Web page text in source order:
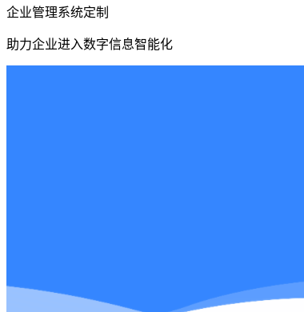
企业管理系统定制
助力企业进入数字信息智能化